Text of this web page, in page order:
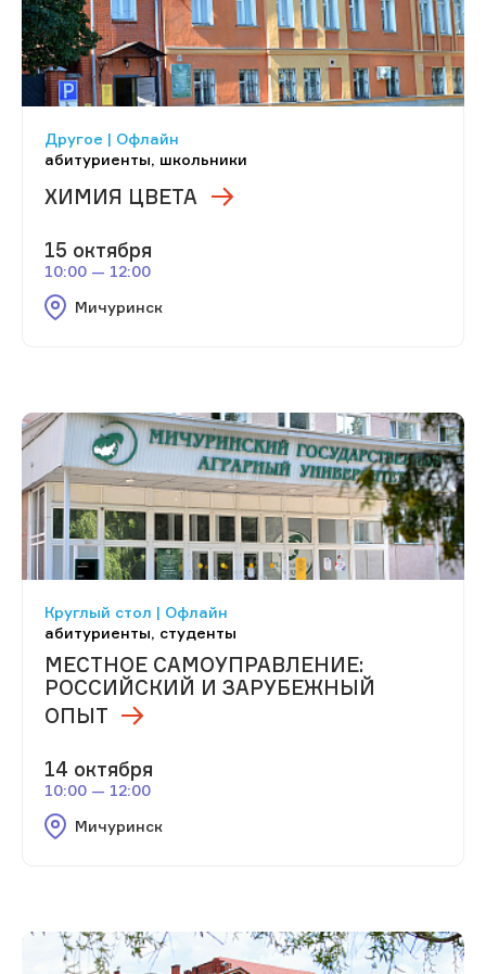
Другое | Офлайн
абитуриенты, школьники
ХИМИЯ ЦВЕТА
15 октября
10:00 — 12:00
Мичуринск
Круглый стол | Офлайн
абитуриенты, студенты
МЕСТНОЕ САМОУПРАВЛЕНИЕ:
РОССИЙСКИЙ И ЗАРУБЕЖНЫЙ
ОПЫТ
14 октября
10:00 — 12:00
Мичуринск